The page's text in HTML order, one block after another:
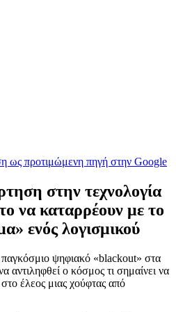
ως προτιμώμενη πηγή στην Google
στην τεχνολογία
να καταρρέουν με το
ενός λογισμικού
ψηφιακό «blackout» στα
αντιληφθεί ο κόσμος τι σημαίνει να
έλεος μιας χούφτας από